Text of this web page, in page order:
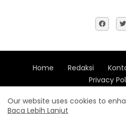
Home Redaksi
Privacy
Design by -Blogger Templates
Our website uses cookies to
Baca Lebih Lanjut